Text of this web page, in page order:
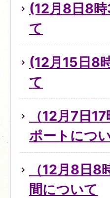
(12月8日8
て
(12月15日8
て
（12月7日
ポートにつ
（12月8日
間について